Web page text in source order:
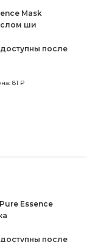
Mask
ши
после
81 ₽
Essence
после